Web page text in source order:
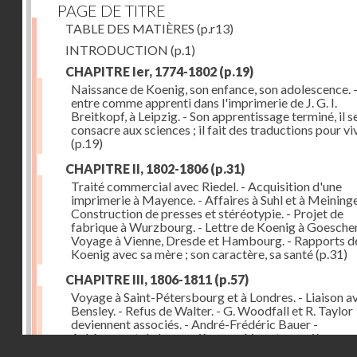
PAGE DE TITRE
TABLE DES MATIÈRES (p.r13)
INTRODUCTION (p.1)
CHAPITRE Ier, 1774-1802 (p.19)
Naissance de Koenig, son enfance, son adolescence.
entre comme apprenti dans l'imprimerie de J. G. I.
Breitkopf, à Leipzig. - Son apprentissage terminé, il
consacre aux sciences ; il fait des traductions pour
(p.19)
CHAPITRE II, 1802-1806(p.31)
Traité commercial avec Riedel. - Acquisition d'une
imprimerie à Mayence. - Affaires à Suhl et à
Construction de presses et stéréotypie. - Projet de
fabrique à Wurzbourg. - Lettre de Koenig à
Voyage à Vienne, Dresde et Hambourg. - Rapports
Koenig avec sa mère ; son caractère, sa santé(p.31)
CHAPITRE III, 1806-1811 (p.57)
Voyage à Saint-Pétersbourg et à Londres. - Liaison
Bensley. - Refus de Walter. - G. Woodfall et R. Taylor
deviennent associés. - André-Frédéric Bauer -
Achèvement de la première machine et premières